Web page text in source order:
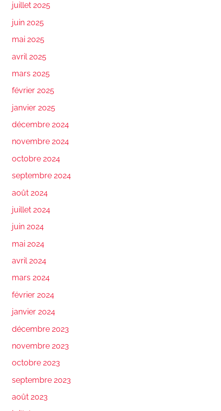
juillet 2025
juin 2025
mai 2025
avril 2025
mars 2025
février 2025
janvier 2025
décembre 2024
novembre 2024
octobre 2024
septembre 2024
août 2024
juillet 2024
juin 2024
mai 2024
avril 2024
mars 2024
février 2024
janvier 2024
décembre 2023
novembre 2023
octobre 2023
septembre 2023
août 2023